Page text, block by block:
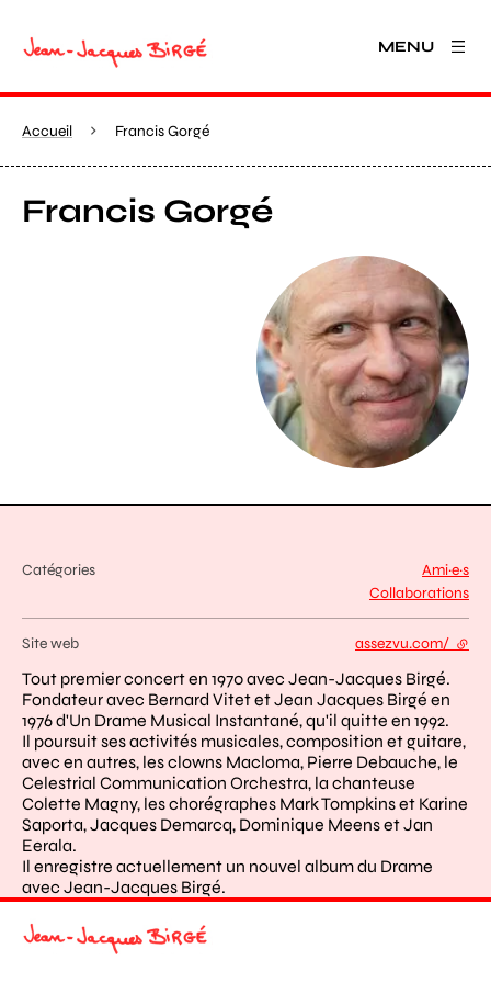
MENU
Accueil Francis Gorgé
Francis Gorgé
Agrandir
Catégories
Ami·e·s
Collaborations
Site web assezvu.com/ -
Tout premier concert en 1970 avec Jean-Jacques Birgé.
Fondateur avec Bernard Vitet et Jean Jacques Birgé en
1976 d'Un Drame Musical Instantané, qu'il quitte en 1992.
Il poursuit ses activités musicales, composition et guitare,
avec en autres, les clowns Macloma, Pierre Debauche, le
Celestrial Communication Orchestra, la chanteuse
Colette Magny, les chorégraphes Mark Tompkins et Karine
Saporta, Jacques Demarcq, Dominique Meens et Jan
Eerala.
Il enregistre actuellement un nouvel album du Drame
avec Jean-Jacques Birgé.